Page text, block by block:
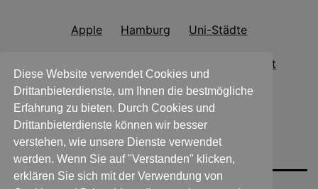
Apple Hamburg Uni-Städte
Anfahrt
Paketsendungen Datenschutzerklärung
Impressum
Diese Website verwendet Cookies und
Drittanbieterdienste, um Ihnen die bestmögliche
Erfahrung zu bieten. Durch Cookies und
Drittanbieterdienste können wir besser
verstehen, wie unsere Dienste verwendet
werden. Wenn Sie auf "Verstanden" klicken,
erklären Sie sich mit der Verwendung von